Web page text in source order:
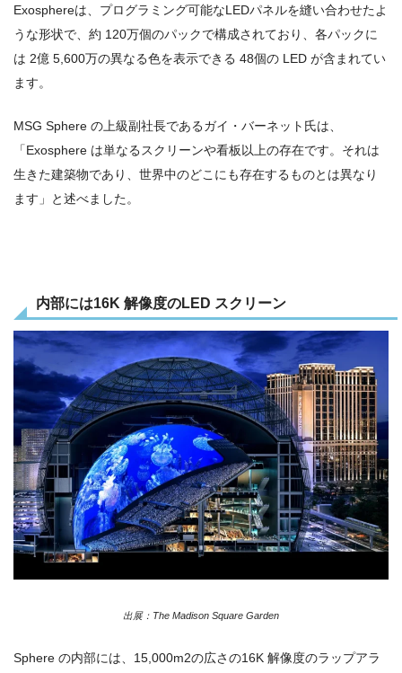
Exosphereは、プログラミング可能なLEDパネルを縫い合わせたよ
うな形状で、約 120万個のパックで構成されており、各パックに
は 2億 5,600万の異なる色を表示できる 48個の LED が含まれてい
ます。
MSG Sphere の上級副社長であるガイ・バーネット氏は、
「Exosphere は単なるスクリーンや看板以上の存在です。それは
生きた建築物であり、世界中のどこにも存在するものとは異なり
ます」と述べました。
内部には16K 解像度のLED スクリーン
出展：The Madison Square Garden
Sphere の内部には、15,000m2の広さの16K 解像度のラップアラ